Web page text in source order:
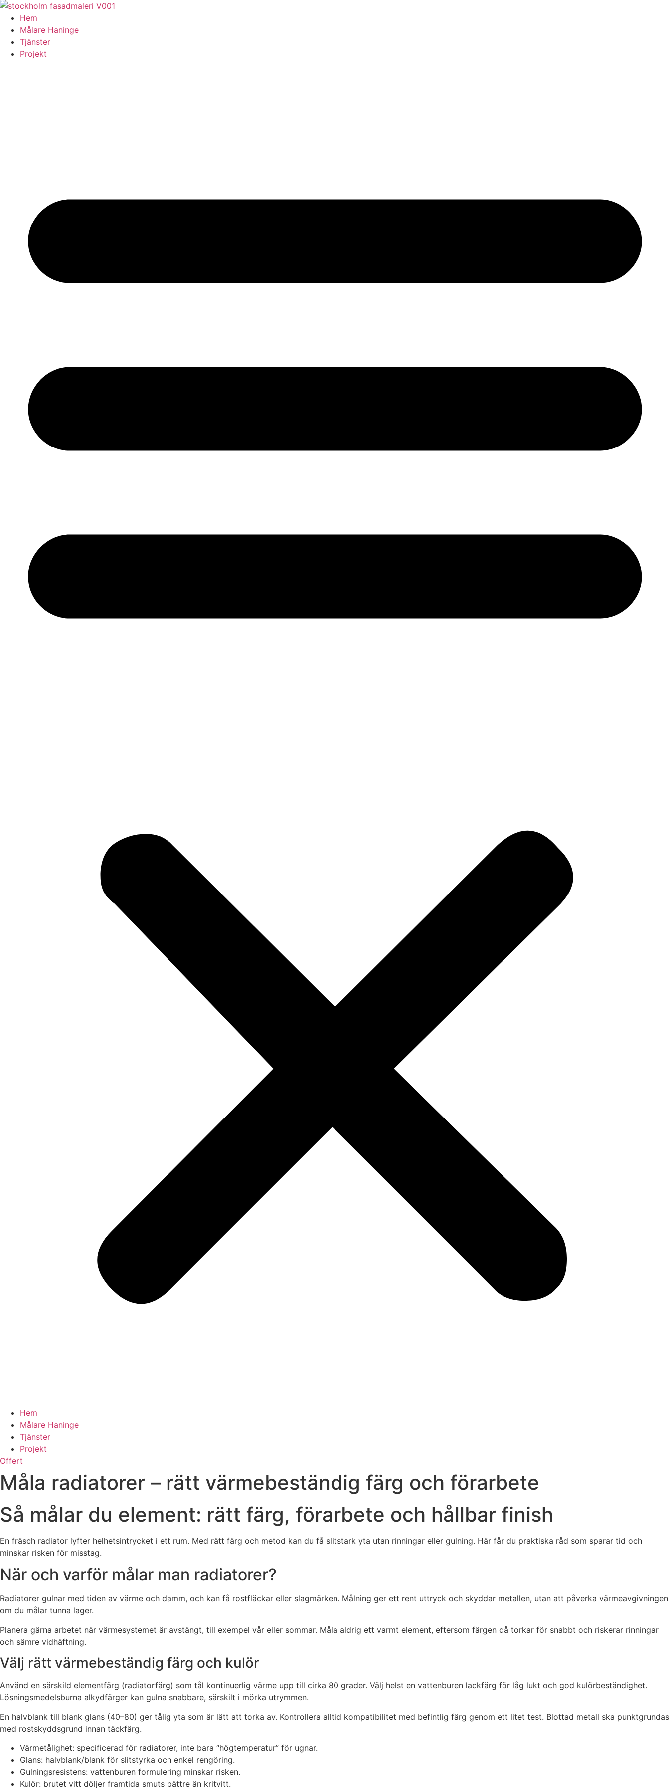
Skip
content
Hem
Målare Haninge
Tjänster
Projekt
Hem
Målare Haninge
Tjänster
Projekt
Offert
Måla radiatorer – rätt värmebeständig färg och förarbete
Så målar du element: rätt färg, förarbete och hållbar finish
En fräsch radiator lyfter helhetsintrycket i ett rum. Med rätt färg och metod kan du få slitstark yta utan rinningar eller gulning. Här får du praktiska råd som sparar tid och
minskar risken för misstag.
När och varför målar man radiatorer?
Radiatorer gulnar med tiden av värme och damm, och kan få rostfläckar eller slagmärken. Målning ger ett rent uttryck och skyddar metallen, utan att påverka värmeavgivningen
om du målar tunna lager.
Planera gärna arbetet när värmesystemet är avstängt, till exempel vår eller sommar. Måla aldrig ett varmt element, eftersom färgen då torkar för snabbt och riskerar rinningar
och sämre vidhäftning.
Välj rätt värmebeständig färg och kulör
Använd en särskild elementfärg (radiatorfärg) som tål kontinuerlig värme upp till cirka 80 grader. Välj helst en vattenburen lackfärg för låg lukt och god kulörbeständighet.
Lösningsmedelsburna alkydfärger kan gulna snabbare, särskilt i mörka utrymmen.
En halvblank till blank glans (40–80) ger tålig yta som är lätt att torka av. Kontrollera alltid kompatibilitet med befintlig färg genom ett litet test. Blottad metall ska punktgrundas
med rostskyddsgrund innan täckfärg.
Värmetålighet: specificerad för radiatorer, inte bara “högtemperatur” för ugnar.
Glans: halvblank/blank för slitstyrka och enkel rengöring.
Gulningsresistens: vattenburen formulering minskar risken.
Kulör: brutet vitt döljer framtida smuts bättre än kritvitt.